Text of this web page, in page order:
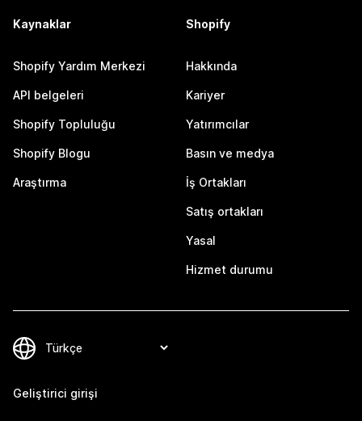
Kaynaklar
Shopify Yardım Merkezi
API belgeleri
Shopify Topluluğu
Shopify Blogu
Araştırma
Shopify
Hakkında
Kariyer
Yatırımcılar
Basın ve medya
İş Ortakları
Satış ortakları
Yasal
Hizmet durumu
Geliştirici girişi